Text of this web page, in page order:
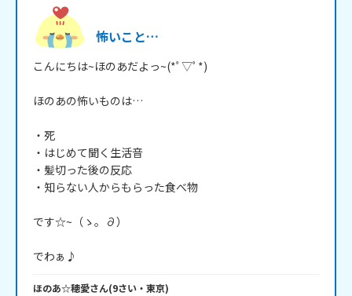
怖いこと…
こんにちは~ほのあだよっ~(*ﾟ▽ﾟ*)
ほのあの怖いものは…
・死
・はじめて聞く生活音
・髪切った後の反応
・知らない人からもらった食べ物
です☆~（ゝ。∂）
でわぁ♪
ほのあ☆穂愛さん(9さい・ 東京)